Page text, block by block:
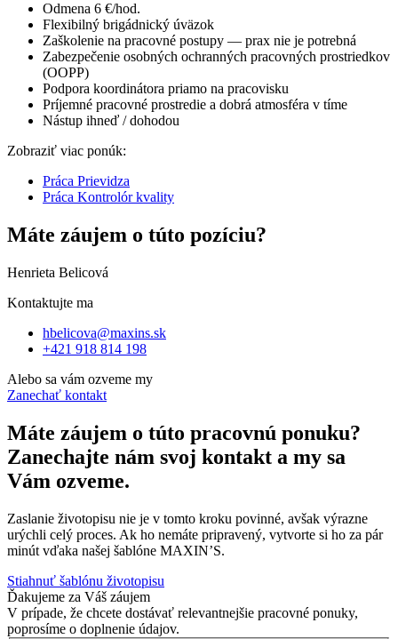
Odmena 6 €/hod.
Flexibilný brigádnický úväzok
Zaškolenie na pracovné postupy — prax nie je potrebná
Zabezpečenie osobných ochranných pracovných prostriedkov
(OOPP)
Podpora koordinátora priamo na pracovisku
Príjemné pracovné prostredie a dobrá atmosféra v tíme
Nástup ihneď / dohodou
Zobraziť viac ponúk:
Práca Prievidza
Práca Kontrolór kvality
Máte záujem o túto pozíciu?
Henrieta Belicová
Kontaktujte ma
hbelicova@maxins.sk
+421 918 814 198
Alebo sa vám ozveme my
Zanechať kontakt
Máte záujem o túto pracovnú ponuku?
Zanechajte nám svoj kontakt a my sa
Vám ozveme.
Zaslanie životopisu nie je v tomto kroku povinné, avšak výrazne
urýchli celý proces. Ak ho nemáte pripravený, vytvorte si ho za pár
minút vďaka našej šablóne MAXIN’S.
Stiahnuť šablónu životopisu
Ďakujeme za Váš záujem
V prípade, že chcete dostávať relevantnejšie pracovné ponuky,
poprosíme o doplnenie údajov.